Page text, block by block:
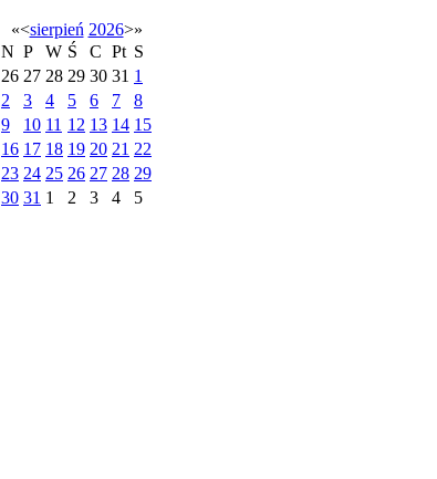
«<sierpień 2026>»
N P W Ś C Pt S
26 27 28 29 30 31 1
2
3 4 5 6 7
8
9
10 11 12 13 14 15
16 17 18 19 20 21 22
23 24 25 26 27 28 29
30 31 1 2 3 4 5